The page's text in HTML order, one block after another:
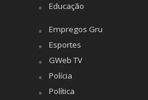
Educação
Empregos Gru
Esportes
GWeb TV
Polícia
Política